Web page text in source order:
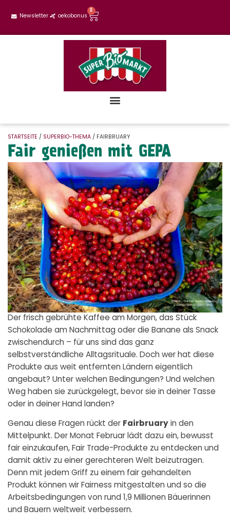
Newsletter oekobonus
0
STARTSEITE / SUPERBIO-THEMA / FAIRBRUARY
Fair genießen mit GEPA
Der frisch gebrühte Kaffee am Morgen, das Stück
Schokolade am Nachmittag oder die Banane als Snack
zwischendurch – für uns sind das ganz
selbstverständliche Alltagsrituale. Doch wer hat diese
Produkte aus weit entfernten Ländern eigentlich
angebaut? Unter welchen Bedingungen? Und welchen
Weg haben sie zurückgelegt, bevor sie in deiner Tasse
oder in deiner Hand landen?
Genau diese Fragen rückt der Fairbruary in den
Mittelpunkt. Der Monat Februar lädt dazu ein, bewusst
fair einzukaufen, Fair Trade-Produkte zu entdecken und
damit aktiv zu einer gerechteren Welt beizutragen.
Denn mit jedem Griff zu einem fair gehandelten
Produkt können wir Fairness mitgestalten und so die
Arbeitsbedingungen von rund 1,9 Millionen Bäuerinnen
und Bauern weltweit verbessern.